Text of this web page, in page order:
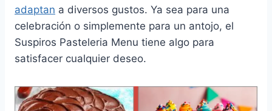
adaptan a diversos gustos. Ya sea para una
celebración o simplemente para un antojo, el
Suspiros Pasteleria Menu tiene algo para
satisfacer cualquier deseo.